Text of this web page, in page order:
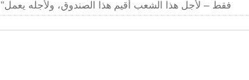
فقط – لأجل هذا الشعب أقيم هذا الصندوق، ولأجله يعمل"